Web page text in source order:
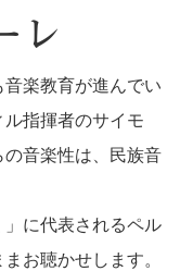
レ
楽教育が進んでい
指揮者のサイモ
音楽性は、民族音
に代表されるペル
お聴かせします。